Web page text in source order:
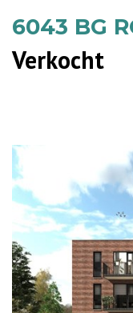
6043 BG
Verkocht